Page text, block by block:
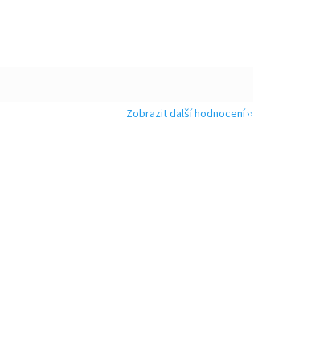
Zobrazit další hodnocení